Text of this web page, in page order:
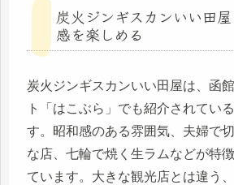
炭火ジンギスカンいい田
感を楽しめる
炭火ジンギスカンいい田屋は、函
ト「はこぶら」でも紹介されてい
す。昭和感のある雰囲気、夫婦で
な店、七輪で焼く生ラムなどが特
ています。大きな観光店とは違う